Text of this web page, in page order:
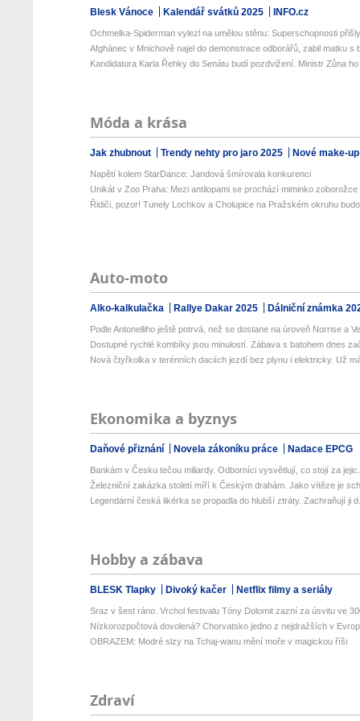
Blesk Vánoce Kalendář svátků 2025 INFO.cz
Ochmelka-Spiderman vylezl na umělou stěnu: Superschopnosti
Afghánec v Mnichově najel do demonstrace odborářů, zabil matku s
Kandidatura Karla Řehky do Senátu budí pozdvižení. Ministr Zůna
Móda a krása
Jak zhubnout Trendy nehty pro jaro 2025 Nové make-
Napětí kolem StarDance: Jandová šmírovala konkurenci
Unikát v Zoo Praha: Mezi antilopami se prochází miminko zoborožce
Řidiči, pozor! Tunely Lochkov a Cholupice na Pražském okruhu
Auto-moto
Alko-kalkulačka Rallye Dakar 2025 Dálniční známka
Podle Antonelliho ještě potrvá, než se dostane na úroveň Norrise a
Dostupné rychlé kombíky jsou minulostí. Zábava s batohem dnes
Nová čtyřkolka v terénních daciích jezdí bez plynu i elektricky. Už
Ekonomika a byznys
Daňové přiznání Novela zákoníku práce Nadace EPCG
Bankám v Česku tečou miliardy. Odborníci vysvětlují, co stojí za
Železniční zakázka století míří k Českým drahám. Jako vítěze je
Legendární česká likérka se propadla do hlubší ztráty. Zachraňují ji
Hobby a zábava
BLESK Tlapky Divoký kačer Netflix filmy a seriály
Sraz v šest ráno. Vrchol festivalu Tóny Dolomit zazní za úsvitu ve
Nízkorozpočtová dovolená? Chorvatsko jedno z nejdražších v
OBRAZEM: Modré slzy na Tchaj-wanu mění moře v magickou říši
Zdraví